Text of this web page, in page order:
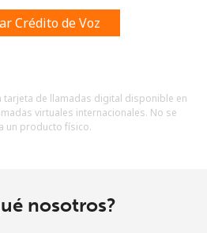
Crédito de Voz
tarjeta de llamadas digital disponible en
virtuales internacionales. No se
un producto físico.
nosotros?